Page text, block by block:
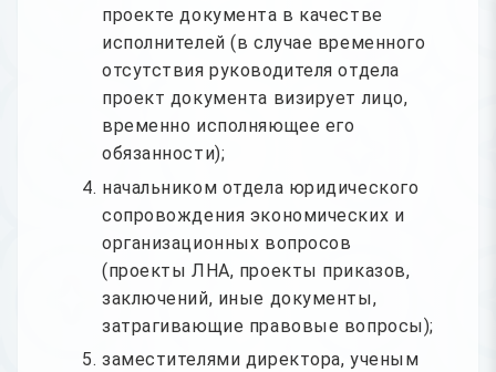
проекте документа в качестве
исполнителей (в случае временного
отсутствия руководителя отдела
проект документа визирует лицо,
временно исполняющее его
обязанности);
начальником отдела юридического
сопровождения экономических и
организационных вопросов
(проекты ЛНА, проекты приказов,
заключений, иные документы,
затрагивающие правовые вопросы);
заместителями директора, ученым